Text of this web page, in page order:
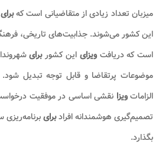
میزبان تعداد زیادی از متقاضیانی است کهبرای
این کشور می‌شوند. جذابیت‌های تاریخی،
است که دریافتویزای این کشوربرای
موضوعات پرتقاضا و قابل‌ توجه تبدیل شود.
الزاماتویزا نقشی اساسی در موفقیت
تصمیم‌گیری هوشمندانه افرادبرای
بگذارد.